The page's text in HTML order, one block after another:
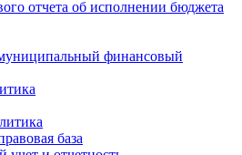
отчета об исполнении бюджета
финансовый
база